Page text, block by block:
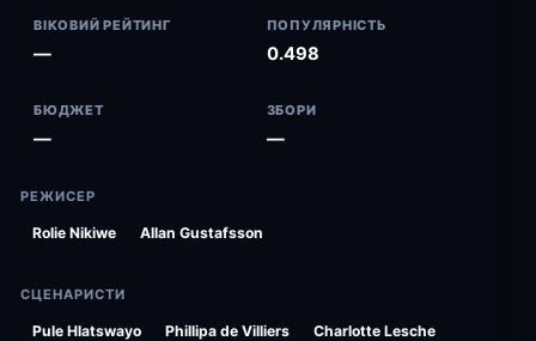
ВІКОВИЙ РЕЙТИНГ
—
ПОПУЛЯРНІСТЬ
0.498
БЮДЖЕТ
—
ЗБОРИ
—
РЕЖИСЕР
Rolie Nikiwe Allan Gustafsson
СЦЕНАРИСТИ
Pule Hlatswayo Phillipa de Villiers Charlotte Lesche